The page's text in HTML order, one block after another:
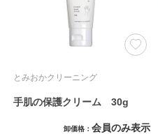
とみおかクリーニング
手肌の保護クリーム 30g
卸価格 会員のみ表示